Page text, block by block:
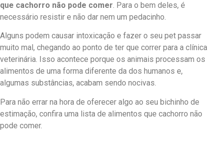
que cachorro não pode comer. Para o bem deles, é
necessário resistir e não dar nem um pedacinho.
Alguns podem causar intoxicação e fazer o seu pet passar
muito mal, chegando ao ponto de ter que correr para a clínica
veterinária. Isso acontece porque os animais processam os
alimentos de uma forma diferente da dos humanos e,
algumas substâncias, acabam sendo nocivas.
Para não errar na hora de oferecer algo ao seu bichinho de
estimação, confira uma lista de alimentos que cachorro não
pode comer.